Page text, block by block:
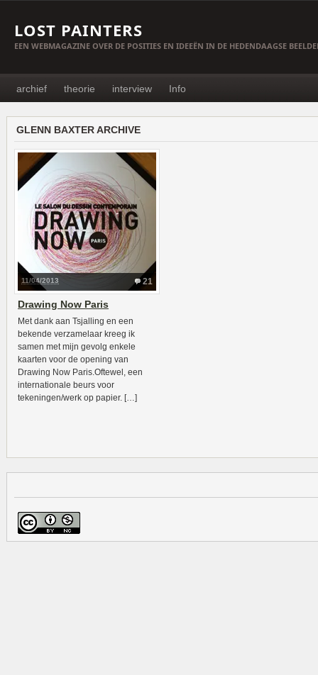
LOST PAINTERS
EEN WEBMAGAZINE OVER DE POSITIES EN IDEEËN IN DE HEDENDAAGSE
archief theorie interview Info
GLENN BAXTER ARCHIVE
21
11/04/2013
Drawing Now Paris
Met dank aan Tsjalling en een
bekende verzamelaar kreeg ik
samen met mijn gevolg enkele
kaarten voor de opening van
Drawing Now Paris.Oftewel, een
internationale beurs voor
tekeningen/werk op papier. […]